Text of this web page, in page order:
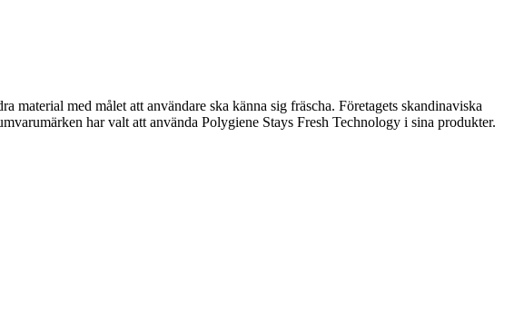
med målet att användare ska känna sig fräscha. Företagets skandinaviska
har valt att använda Polygiene Stays Fresh Technology i sina produkter.